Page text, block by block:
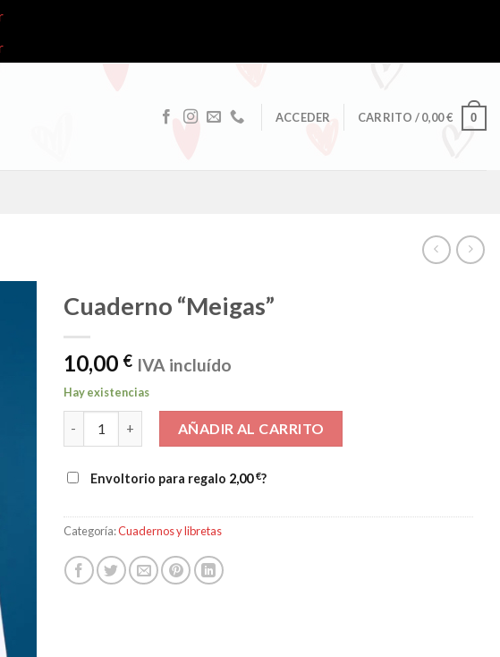
ACCEDER CARRITO /0,00€ 0
Cuaderno “Meigas”
10,00 € IVA incluído
Hay existencias
Cuaderno “Meigas” cantidadAÑADIR AL CARRITO
Envoltorio para regalo 2,00€?
Categoría:Cuadernos y libretas